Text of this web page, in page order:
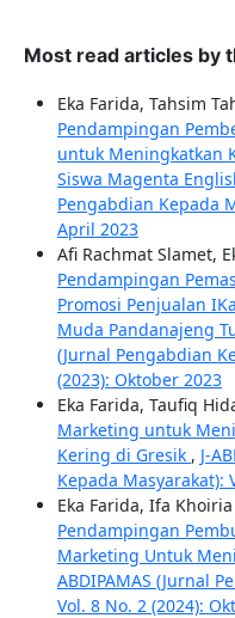
Most read articles by
Eka Farida, Tahsim
Pendampingan
untuk Meningkatkan
Siswa Magenta
Pengabdian Kepada
April 2023
Afi Rachmat Slamet,
Pendampingan
Promosi Penjualan
Muda Pandanajeng
(Jurnal Pengabdian
(2023): Oktober 2023
Eka Farida, Taufiq
Marketing untuk
Kering di Gresik , J-
Kepada Masyarakat):
Eka Farida, Ifa
Pendampingan
Marketing Untuk
ABDIPAMAS (Jurnal
Vol. 8 No. 2 (2024):